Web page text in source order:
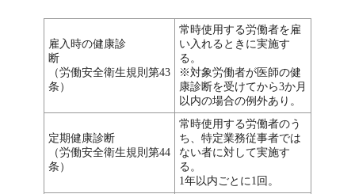
雇入時の健康診
断
（労働安全衛生規則第43
条）
常時使用する労働者を雇
い入れるときに実施す
る。
※対象労働者が医師の健
康診断を受けてから3か月
以内の場合の例外あり。
定期健康診断
（労働安全衛生規則第44
条）
常時使用する労働者のう
ち、特定業務従事者では
ない者に対して実施す
る。
1年以内ごとに1回。